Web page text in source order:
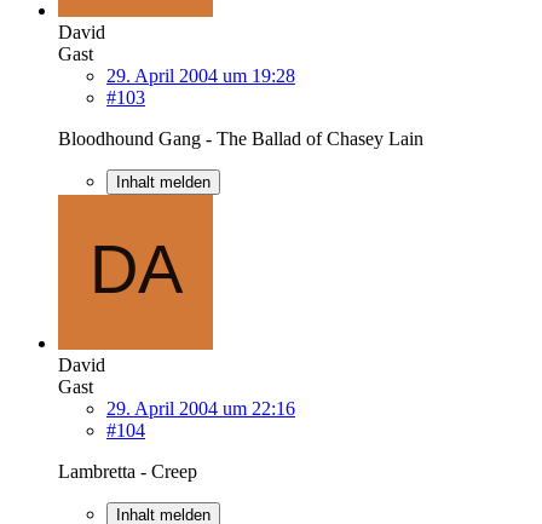
David
Gast
29. April 2004 um 19:28
#103
Bloodhound Gang - The Ballad of Chasey Lain
Inhalt melden
David
Gast
29. April 2004 um 22:16
#104
Lambretta - Creep
Inhalt melden